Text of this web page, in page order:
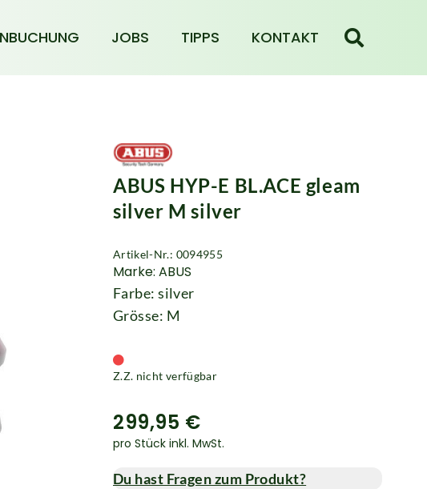
JOBS TIPPS KONTAKT
ABUS HYP-E BL.ACE gleam
silver M silver
Artikel-Nr.: 0094955
Marke: ABUS
Farbe: silver
Grösse: M
Z.Z. nicht verfügbar
299,95 €
pro Stück inkl. MwSt.
Du hast Fragen zum Produkt?